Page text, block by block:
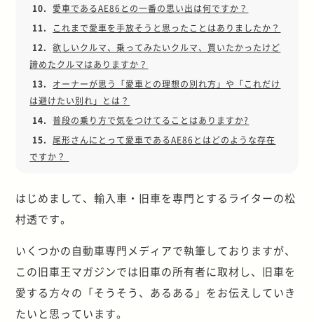
10.
愛車であるAE86との一番の思い出は何ですか？
11.
これまで愛車を手放そうと思ったことはありましたか？
12.
欲しいクルマ、乗ってみたいクルマ、買いたかったけど
諦めたクルマはありますか？
13.
オーナーが思う「愛車との理想の別れ方」や「これだけ
は避けたい別れ」とは？
14.
普段の乗り方で気をつけてることはありますか?
15.
尾形さんにとって愛車であるAE86とはどのような存在
ですか？
はじめまして、輸入車・旧車を専門とするライターの松
村透です。
いくつかの自動車専門メディアで執筆しておりますが、
この旧車王マガジンでは旧車の所有者に取材し、旧車を
愛する方々の「そうそう、あるある」をお伝えしていき
たいと思っています。